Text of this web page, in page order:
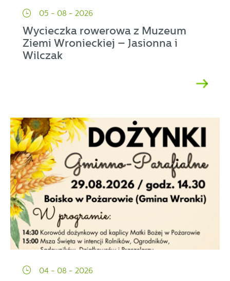
05 - 08 - 2026
Wycieczka rowerowa z Muzeum
Ziemi Wronieckiej – Jasionna i
Wilczak
04 - 08 - 2026